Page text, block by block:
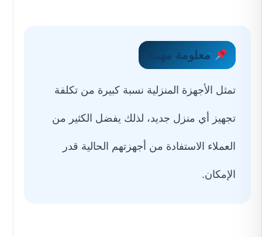
معلومة مهمة
تمثل الأجهزة المنزلية نسبة كبيرة من تكلفة
تجهيز أي منزل جديد، لذلك يفضل الكثير من
العملاء الاستفادة من أجهزتهم الحالية قدر
الإمكان.